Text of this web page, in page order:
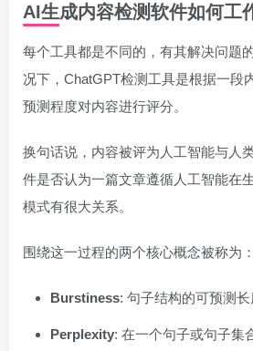
AI生成内容检测软件如何工
每个工具都是不同的，有其解决问题
况下，ChatGPT检测工具是根据一段
预测程度对内容进行评分。
换句话说，内容被评为人工智能与人
件是否认为一篇文章遵循人工智能在
模式有很大关系。
围绕这一过程的两个核心概念被称为：
Burstiness: 句子结构的可预测长
Perplexity: 在一个句子或句子集